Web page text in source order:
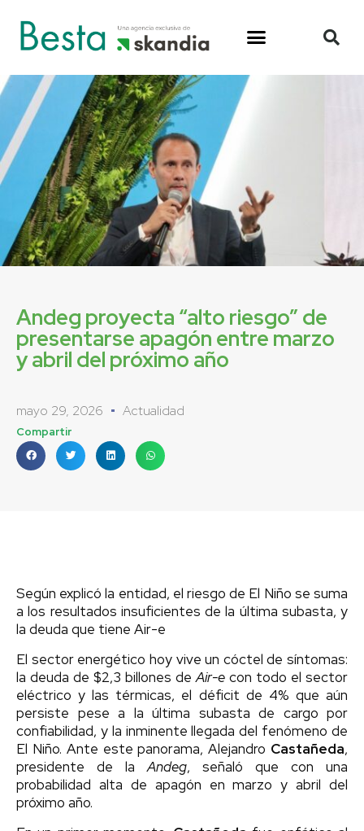
Andeg proyecta “alto riesgo” de
presentarse apagón entre marzo
y abril del próximo año
mayo 29, 2026 Actualidad
Compartir
Según explicó la entidad, el riesgo de El Niño se suma
a los resultados insuficientes de la última subasta, y
la deuda que tiene Air-e
El sector energético hoy vive un cóctel de síntomas:
la deuda de $2,3 billones deAir-e con todo el sector
eléctrico y las térmicas, el déficit de 4% que aún
persiste pese a la última subasta de cargo por
confiabilidad, y la inminente llegada del fenómeno de
El Niño. Ante este panorama, Alejandro Castañeda,
presidente de la Andeg, señaló que con una
probabilidad alta de apagón en marzo y abril del
próximo año.